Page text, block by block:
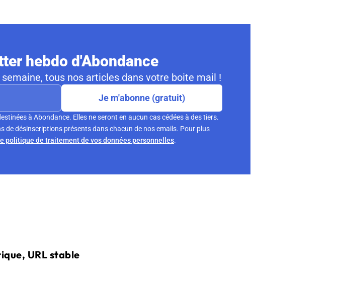
hebdo d'Abondance
tous nos articles dans votre boite mail !
Je m'abonne (gratuit)
à Abondance. Elles ne seront en aucun cas cédées à des tiers.
désinscriptions présents dans chacun de nos emails. Pour plus
politique de traitement de vos données personnelles.
URL stable